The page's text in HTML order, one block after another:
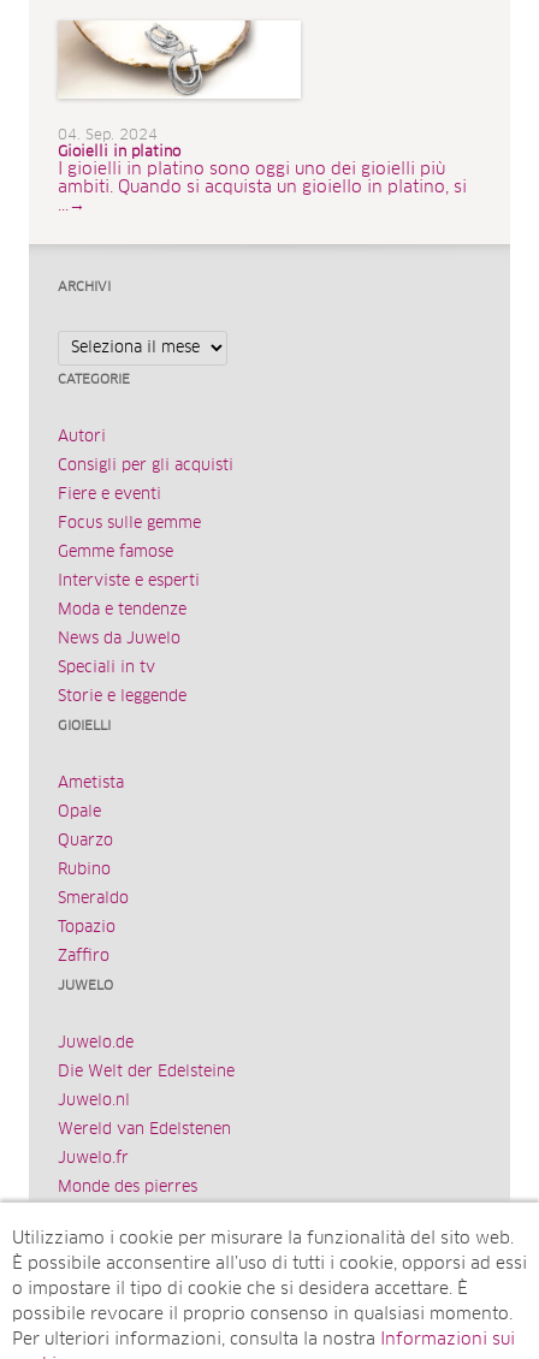
04. Sep. 2024
Gioielli in platino
I gioielli in platino sono oggi uno dei gioielli più
ambiti. Quando si acquista un gioiello in platino, si
...→
ARCHIVI
Archivi
CATEGORIE
Autori
Consigli per gli acquisti
Fiere e eventi
Focus sulle gemme
Gemme famose
Interviste e esperti
Moda e tendenze
News da Juwelo
Speciali in tv
Storie e leggende
GIOIELLI
Ametista
Opale
Quarzo
Rubino
Smeraldo
Topazio
Zaffiro
JUWELO
Juwelo.de
Die Welt der Edelsteine
Juwelo.nl
Wereld van Edelstenen
Juwelo.fr
Monde des pierres
El mundo de las piedras preciosas
World of Gemstones
Juwelo.com
Utilizziamo i cookie per misurare la funzionalità del sito web.
È possibile acconsentire all’uso di tutti i cookie, opporsi ad essi
o impostare il tipo di cookie che si desidera accettare. È
possibile revocare il proprio consenso in qualsiasi momento.
Per ulteriori informazioni, consulta la nostra
Informazioni sui